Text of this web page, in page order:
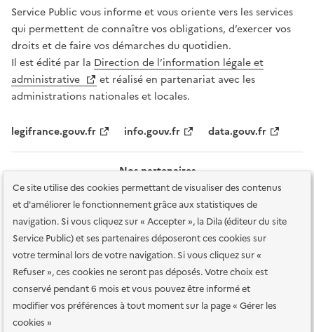
Ce site utilise des cookies permettant de visualiser des contenus
et d'améliorer le fonctionnement grâce aux statistiques de
navigation. Si vous cliquez sur « Accepter », la Dila (éditeur du site
Service Public) et ses partenaires déposeront ces cookies sur
votre terminal lors de votre navigation. Si vous cliquez sur «
Refuser », ces cookies ne seront pas déposés. Votre choix est
conservé pendant 6 mois et vous pouvez être informé et
modifier vos préférences à tout moment sur la page « Gérer les
cookies »
Service Public vous informe et vous oriente vers les services
qui permettent de connaître vos obligations, d’exercer vos
droits et de faire vos démarches du quotidien.
Il est édité par la Direction de l’information légale et
administrative
et réalisé en partenariat avec les
administrations nationales et locales.
legifrance.gouv.fr info.gouv.fr data.gouv.fr
Nos partenaires
Plan du site Accessibilité : totalement conforme
Accessibilité des
services en ligne Mentions légales Données personnelles et sécurité
Conditions générales d'utilisation Gestion des cookies